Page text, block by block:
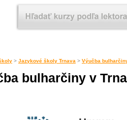
> Jazykové školy Trnava > Výučba
bulharčiny v